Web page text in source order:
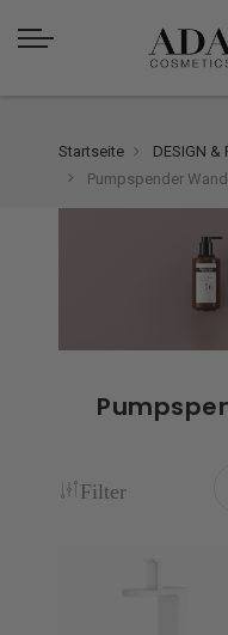
Startseite DESIGN &
Pumpspender
Filter